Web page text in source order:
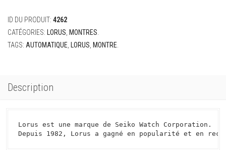
ID DU PRODUIT: 4262
CATÉGORIES:
LORUS MONTRES
TAGS: AUTOMATIQUE LORUS MONTRE
Description
Lorus est une marque de Seiko Watch Corporation.
Depuis 1982, Lorus a gagné en popularité et en